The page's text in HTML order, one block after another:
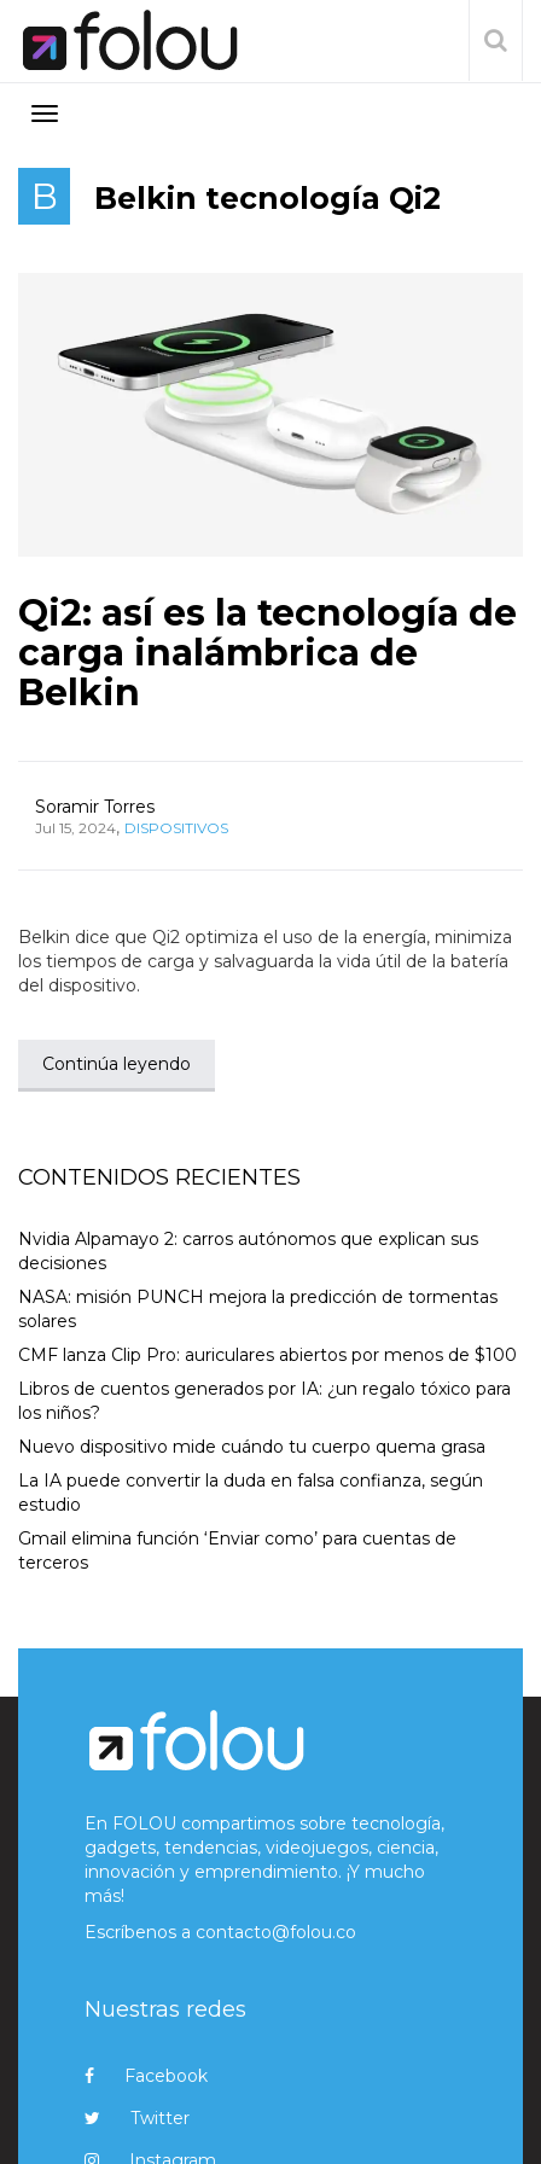
B Belkin tecnología Qi2
Qi2: así es la tecnología de
carga inalámbrica de
Belkin
Soramir Torres
Jul 15, 2024, DISPOSITIVOS
Belkin dice que Qi2 optimiza el uso de la energía, minimiza
los tiempos de carga y salvaguarda la vida útil de la batería
del dispositivo.
Continúa leyendo
CONTENIDOS RECIENTES
Nvidia Alpamayo 2: carros autónomos que explican sus
decisiones
NASA: misión PUNCH mejora la predicción de tormentas
solares
CMF lanza Clip Pro: auriculares abiertos por menos de $100
Libros de cuentos generados por IA: ¿un regalo tóxico para
los niños?
Nuevo dispositivo mide cuándo tu cuerpo quema grasa
La IA puede convertir la duda en falsa confianza, según
estudio
Gmail elimina función ‘Enviar como’ para cuentas de
terceros
En FOLOU compartimos sobre tecnología,
gadgets, tendencias, videojuegos, ciencia,
innovación y emprendimiento. ¡Y mucho
más!
Escríbenos a contacto@folou.co
Nuestras redes
Facebook
Twitter